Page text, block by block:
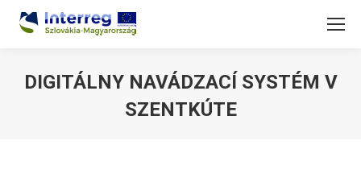
DIGITÁLNY NAVÁDZACÍ SYSTÉM V
SZENTKÚTE